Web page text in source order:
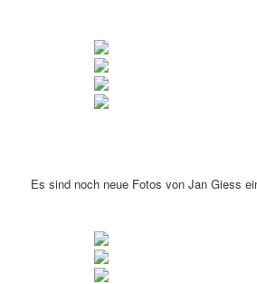
Es sind noch neue Fotos von Jan Giess